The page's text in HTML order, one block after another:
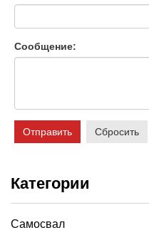
Сообщение:
Отправить Сбросить
Категории
Самосвал